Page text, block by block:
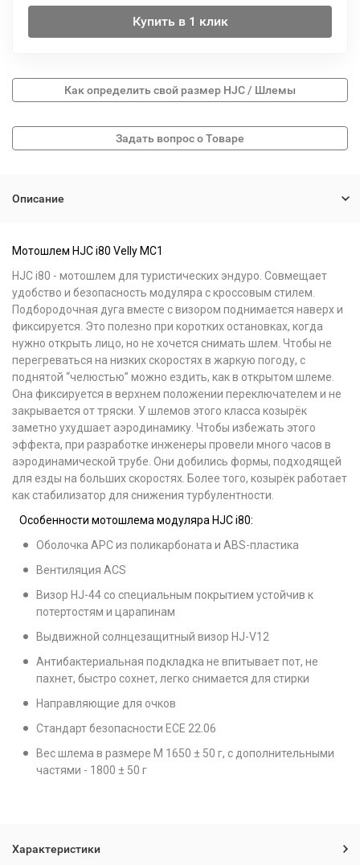
Купить в 1 клик
Как определить свой размер HJC / Шлемы
Описание
Мотошлем HJC i80 Velly MC1
HJC i80 - мотошлем для туристических эндуро. Совмещает
удобство и безопасность модуляра с кроссовым стилем.
Подбородочная дуга вместе с визором поднимается наверх и
фиксируется. Это полезно при коротких остановках, когда
нужно открыть лицо, но не хочется снимать шлем. Чтобы не
перегреваться на низких скоростях в жаркую погоду, с
поднятой “челюстью” можно ездить, как в открытом шлеме.
Она фиксируется в верхнем положении переключателем и не
закрывается от тряски. У шлемов этого класса козырёк
заметно ухудшает аэродинамику. Чтобы избежать этого
эффекта, при разработке инженеры провели много часов в
аэродинамической трубе. Они добились формы, подходящей
для езды на больших скоростях. Более того, козырёк работает
как стабилизатор для снижения турбулентности.
Особенности мотошлема модуляра HJC i80:
Оболочка APC из поликарбоната и ABS-пластика
Вентиляция ACS
Визор HJ-44 со специальным покрытием устойчив к
потертостям и царапинам
Выдвижной солнцезащитный визор HJ-V12
Антибактериальная подкладка не впитывает пот, не
пахнет, быстро сохнет, легко снимается для стирки
Направляющие для очков
Стандарт безопасности ECE 22.06
Вес шлема в размере M 1650 ± 50 г, с дополнительными
частями - 1800 ± 50 г
Характеристики